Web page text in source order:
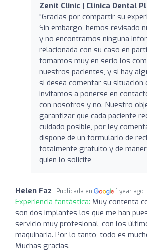
Zenit Clinic | Clínica Dental
"Gracias por compartir su
Sin embargo, hemos revisado
y no encontramos ninguna
relacionada con su caso en
tomamos muy en serio los
nuestros pacientes, y si hay
si desea comentar su situación
invitamos a ponerse en
con nosotros y no. Nuestro
garantizar que cada paciente
cuidado posible, por ley
dispone de un formulario de
totalmente gratuito y de
quien lo solicite
Helen Faz Publicada en 1 year ago
Experiencia fantástica: Muy contenta
son dos implantes los que me han
servicio muy profesional, con los
maquinaria. Por lo tanto, todo es
Muchas gracias.